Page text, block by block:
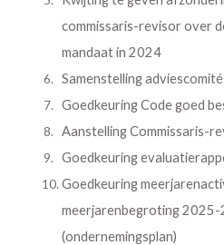
commissaris-revisor over
mandaat in 2024
Samenstelling
Goedkeuring Code goed
Aanstelling Commissaris-
Goedkeuring
Goedkeuring
meerjarenbegroting
(ondernemingsplan)